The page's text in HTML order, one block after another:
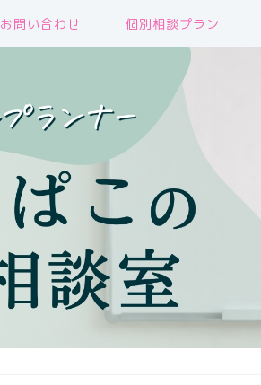
お問い合わせ 個別相談プラン